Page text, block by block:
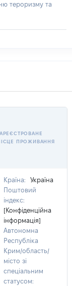
тероризму та
ПРОЖИВАННЯ
Країна:
Україна
Поштовий
індекс:
[Конфіденційна
інформація]
Автономна
Республіка
Крим/область/
місто зі
спеціальним
статусом: